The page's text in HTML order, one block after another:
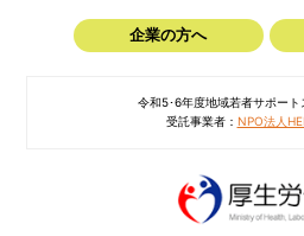
企業の方へ
令和5･6年度地域若者サポート
受託事業者： NPO法人